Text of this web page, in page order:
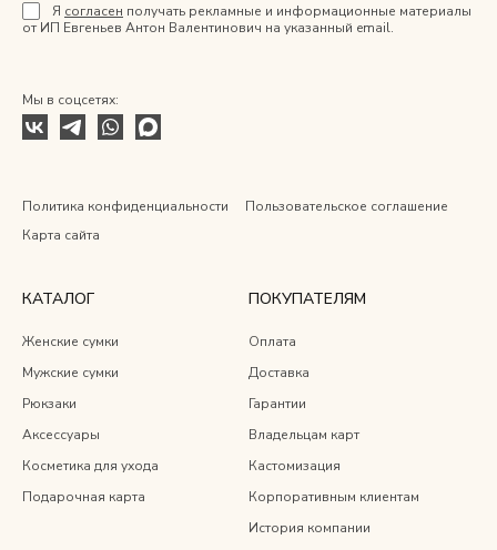
Я согласен получать рекламные и информационные материалы
от ИП Евгеньев Антон Валентинович на указанный email.
Мы в соцсетях:
Политика конфиденциальности
Пользовательское соглашение
Карта сайта
КАТАЛОГ
Женские сумки
Мужские сумки
Рюкзаки
Аксессуары
Косметика для ухода
Подарочная карта
ПОКУПАТЕЛЯМ
Оплата
Доставка
Гарантии
Владельцам карт
Кастомизация
Корпоративным клиентам
История компании